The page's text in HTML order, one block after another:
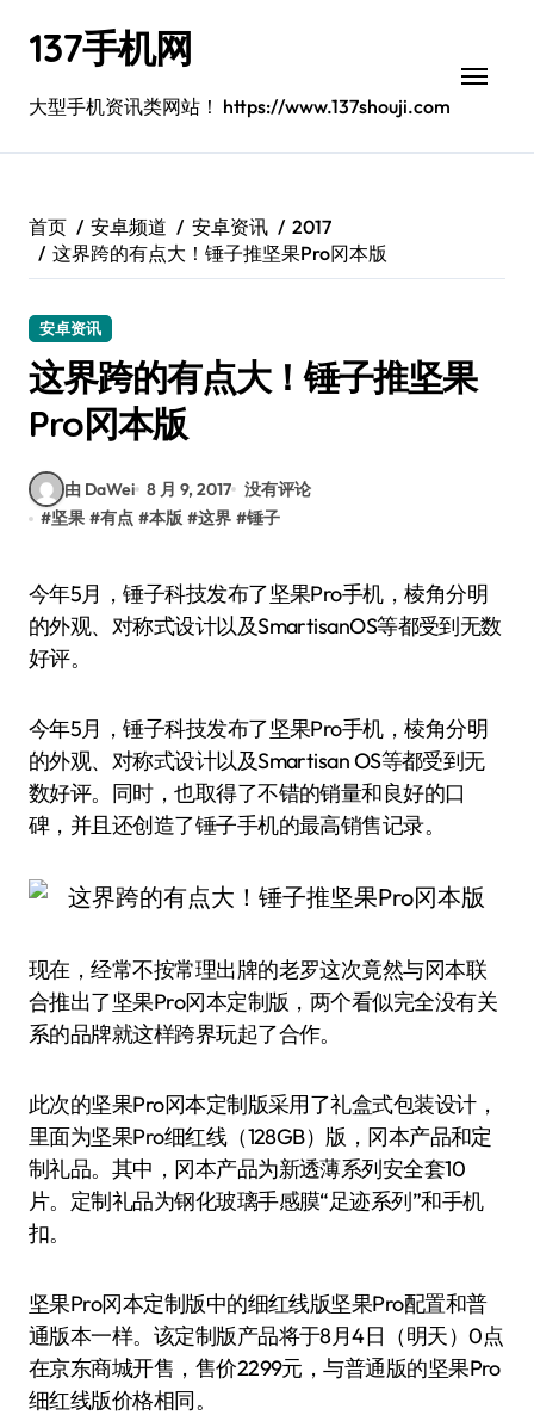
137手机网
大型手机资讯类网站！ https://www.137shouji.com
首页 安卓频道 安卓资讯
2017
这界跨的有点大！锤子推坚果Pro冈本版
安卓资讯
这界跨的有点大！锤子推坚果
Pro冈本版
由 DaWei 8 月 9, 2017 没有评论
#坚果 #有点 #本版 #这界 #锤子
今年5月，锤子科技发布了坚果Pro手机，棱角分明
的外观、对称式设计以及SmartisanOS等都受到无数
好评。
今年5月，锤子科技发布了坚果Pro手机，棱角分明
的外观、对称式设计以及Smartisan OS等都受到无
数好评。同时，也取得了不错的销量和良好的口
碑，并且还创造了锤子手机的最高销售记录。
现在，经常不按常理出牌的老罗这次竟然与冈本联
合推出了坚果Pro冈本定制版，两个看似完全没有关
系的品牌就这样跨界玩起了合作。
此次的坚果Pro冈本定制版采用了礼盒式包装设计，
里面为坚果Pro细红线（128GB）版，冈本产品和定
制礼品。其中，冈本产品为新透薄系列安全套10
片。定制礼品为钢化玻璃手感膜“足迹系列”和手机
扣。
坚果Pro冈本定制版中的细红线版坚果Pro配置和普
通版本一样。该定制版产品将于8月4日（明天）0点
在京东商城开售，售价2299元，与普通版的坚果Pro
细红线版价格相同。